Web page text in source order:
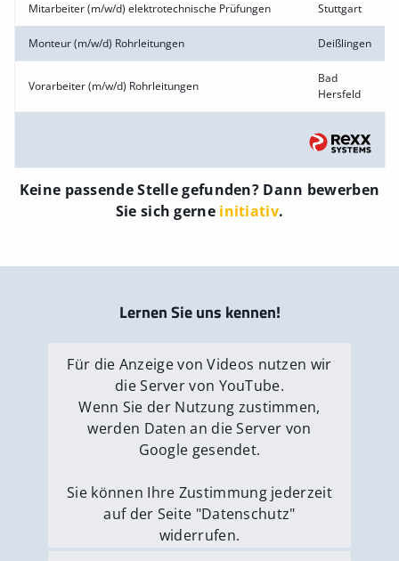
Mitarbeiter (m/w/d) elektrotechnische Prüfungen Stuttgart
Monteur (m/w/d) Rohrleitungen Deißlingen
Vorarbeiter (m/w/d) Rohrleitungen
Bad
Hersfeld
Keine passende Stelle gefunden? Dann bewerben
Sie sich gerne initiativ.
Lernen Sie uns kennen!
Für die Anzeige von Videos nutzen wir
die Server von YouTube.
Wenn Sie der Nutzung zustimmen,
werden Daten an die Server von
Google gesendet.
Sie können Ihre Zustimmung jederzeit
auf der Seite "Datenschutz"
widerrufen.